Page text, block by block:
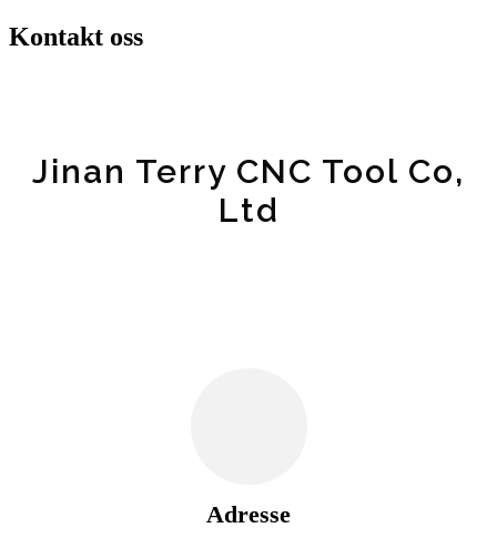
Kontakt oss
Jinan Terry CNC Tool Co,
Ltd
Adresse